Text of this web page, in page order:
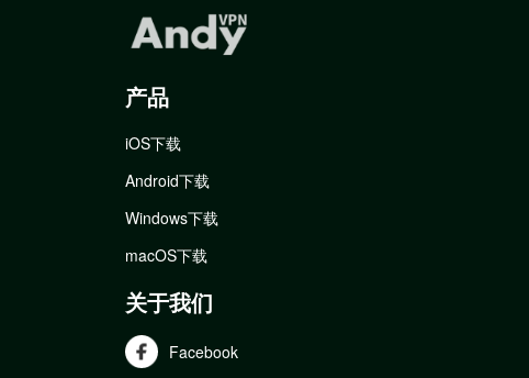
产品
iOS下载
Android下载
Windows下载
macOS下载
关于我们
Facebook